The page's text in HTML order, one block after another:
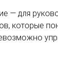
— для
которые